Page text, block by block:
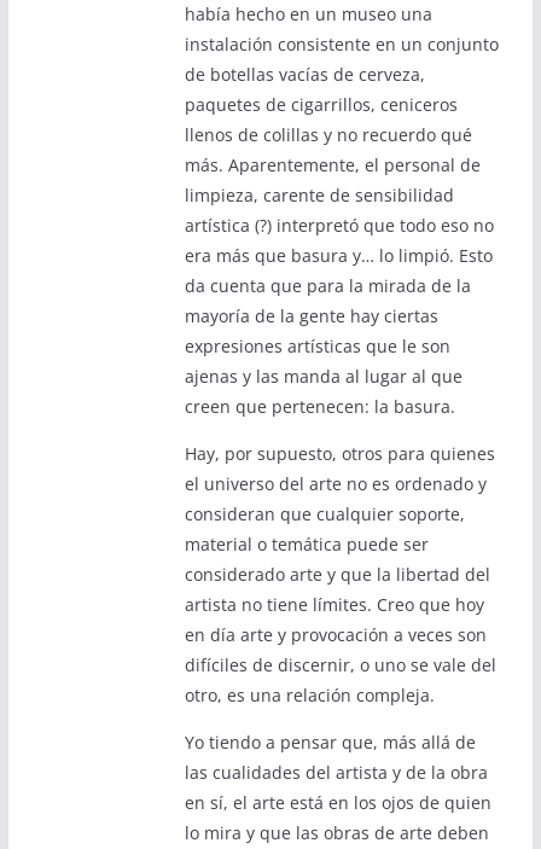
había hecho en un museo una
instalación consistente en un conjunto
de botellas vacías de cerveza,
paquetes de cigarrillos, ceniceros
llenos de colillas y no recuerdo qué
más. Aparentemente, el personal de
limpieza, carente de sensibilidad
artística (?) interpretó que todo eso no
era más que basura y… lo limpió. Esto
da cuenta que para la mirada de la
mayoría de la gente hay ciertas
expresiones artísticas que le son
ajenas y las manda al lugar al que
creen que pertenecen: la basura.
Hay, por supuesto, otros para quienes
el universo del arte no es ordenado y
consideran que cualquier soporte,
material o temática puede ser
considerado arte y que la libertad del
artista no tiene límites. Creo que hoy
en día arte y provocación a veces son
difíciles de discernir, o uno se vale del
otro, es una relación compleja.
Yo tiendo a pensar que, más allá de
las cualidades del artista y de la obra
en sí, el arte está en los ojos de quien
lo mira y que las obras de arte deben